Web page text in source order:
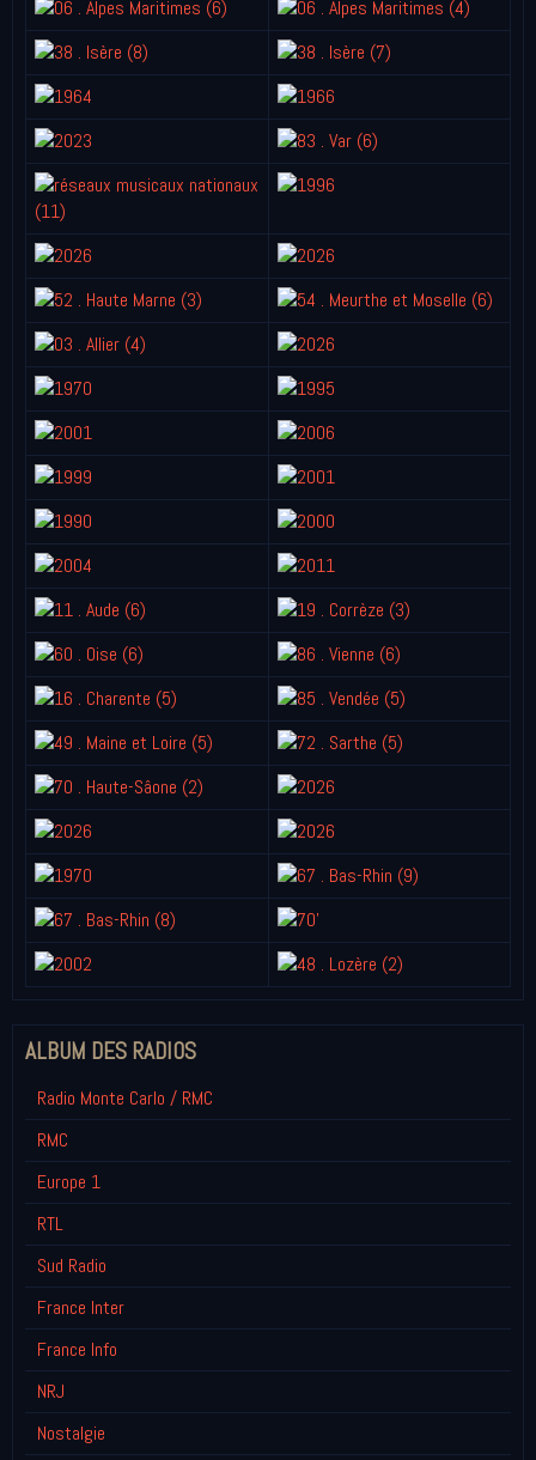
ALBUM DES RADIOS
Radio Monte Carlo / RMC
RMC
Europe 1
RTL
Sud Radio
France Inter
France Info
NRJ
Nostalgie